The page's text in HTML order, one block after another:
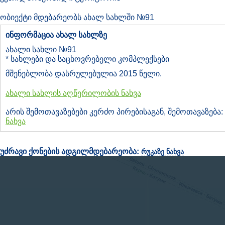
ობიექტი მდებარეობს ახალ სახლში №91
ინფორმაცია ახალ სახლზე
ახალი სახლი №91
* სახლები და საცხოვრებელი კომპლექსები
მშენებლობა დასრულებულია 2015 წელი.
ახალი სახლის აღწერილობის ნახვა
არის შემოთავაზებები კერძო პირებისაგან, შემოთავაზება:
ნახვა
უძრავი ქონების ადგილმდებარეობა: რუკაზე ნახვა